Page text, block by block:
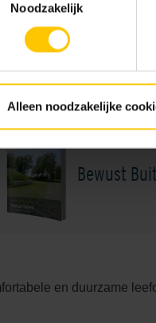
Noodzakelijk
Alleen noodzakelijke
Bewust
en duurzame